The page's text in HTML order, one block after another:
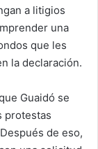
a litigios
una
que les
la declaración.
Guaidó se
protestas
de eso,